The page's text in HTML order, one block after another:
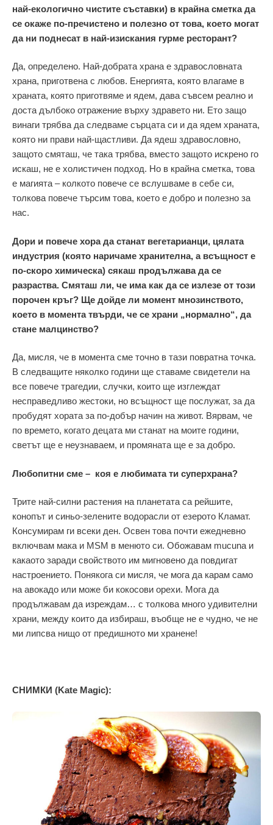
най-екологично чистите съставки) в крайна сметка да
се окаже по-пречистено и полезно от това, което могат
да ни поднесат в най-изискания гурме ресторант?
Да, определено. Най-добрата храна е здравословната
храна, приготвена с любов. Енергията, която влагаме в
храната, която приготвяме и ядем, дава съвсем реално и
доста дълбоко отражение върху здравето ни. Ето защо
винаги трябва да следваме сърцата си и да ядем храната,
която ни прави най-щастливи. Да ядеш здравословно,
защото смяташ, че така трябва, вместо защото искрено го
искаш, не е холистичен подход. Но в крайна сметка, това
е магията – колкото повече се вслушваме в себе си,
толкова повече търсим това, което е добро и полезно за
нас.
Дори и повече хора да станат вегетарианци, цялата
индустрия (която наричаме хранителна, а всъщност е
по-скоро химическа) сякаш продължава да се
разраства. Смяташ ли, че има как да се излезе от този
порочен кръг? Ще дойде ли момент мнозинството,
което в момента твърди, че се храни „нормално“, да
стане малцинство?
Да, мисля, че в момента сме точно в тази повратна точка.
В следващите няколко години ще ставаме свидетели на
все повече трагедии, случки, които ще изглеждат
несправедливо жестоки, но всъщност ще послужат, за да
пробудят хората за по-добър начин на живот. Вярвам, че
по времето, когато децата ми станат на моите години,
светът ще е неузнаваем, и промяната ще е за добро.
Любопитни сме – коя е любимата ти суперхрана?
Трите най-силни растения на планетата са рейшите,
конопът и синьо-зелените водорасли от езерото Кламат.
Консумирам ги всеки ден. Освен това почти ежедневно
включвам мака и MSM в менюто си. Обожавам mucuna и
какаото заради свойството им мигновено да повдигат
настроението. Понякога си мисля, че мога да карам само
на авокадо или може би кокосови орехи. Мога да
продължавам да изреждам… с толкова много удивителни
храни, между които да избираш, въобще не е чудно, че не
ми липсва нищо от предишното ми хранене!
СНИМКИ (Kate Magic):